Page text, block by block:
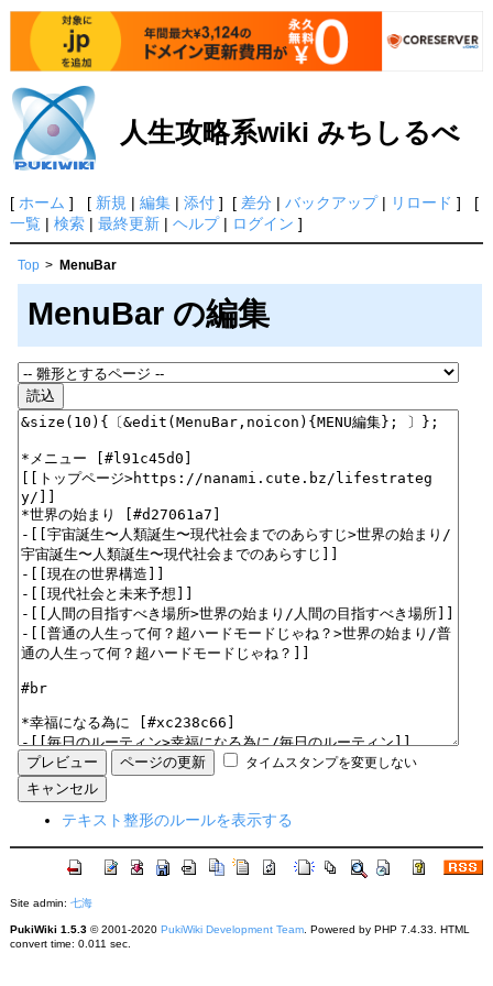
人生攻略系wiki みちしるべ
[ ホーム ] [ 新規 | 編集| 添付] [ 差分| バックアップ| リロード ] [
一覧| 検索| 最終更新| ヘルプ| ログイン ]
Top > MenuBar
MenuBar の編集
タイムスタンプを変更しない
テキスト整形のルールを表示する
Site admin: 七海
PukiWiki 1.5.3© 2001-2020 PukiWiki Development Team. Powered by PHP 7.4.33. HTML
convert time: 0.011 sec.